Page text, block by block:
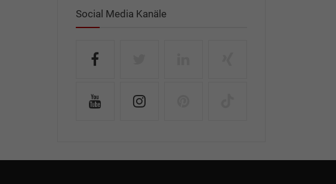
Social Media Kanäle